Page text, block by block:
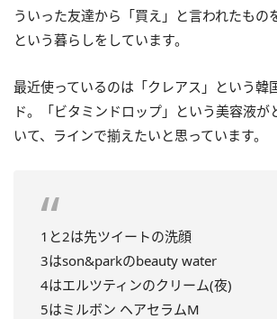
ういった友達から「買え」と言われたも
という暮らしをしています。
最近使っているのは「クレアス」という韓
ド。「ビタミンドロップ」という美容液が
いて、ラインで揃えたいと思っています。
1と2は先ツイートの洗顔
3はson&parkのbeauty water
4はエルツティンのクリーム(夜)
5はミルボン ヘアセラムM